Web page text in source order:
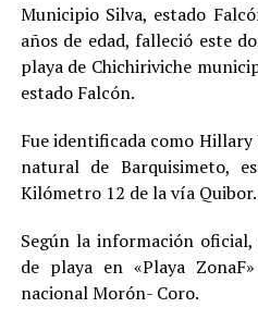
Municipio Silva, estado
años de edad, falleció este
playa de Chichiriviche
estado Falcón.
Fue identificada como Hillary
natural de Barquisimeto,
Kilómetro 12 de la vía Quibor.
Según la información
de playa en «Playa
nacional Morón- Coro.